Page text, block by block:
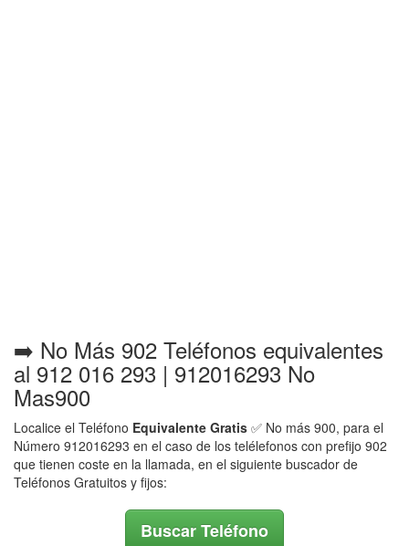
➡️ No Más 902 Teléfonos equivalentes
al 912 016 293 | 912016293 No
Mas900
Localice el Teléfono Equivalente Gratis ✅ No más 900, para el
Número 912016293 en el caso de los telélefonos con prefijo 902
que tienen coste en la llamada, en el siguiente buscador de
Teléfonos Gratuitos y fijos:
Buscar Teléfono